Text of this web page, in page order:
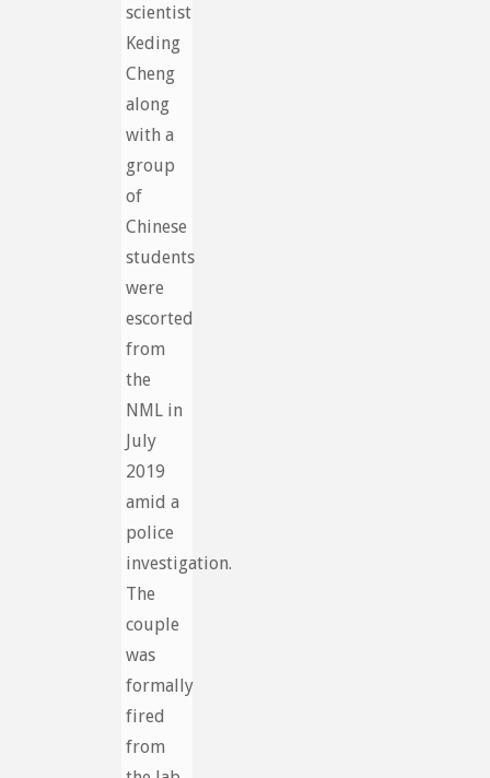
scientist
Keding
Cheng
along
with a
group
of
Chinese
students
were
escorted
from
the
NML in
July
2019
amid a
police
investigation.
The
couple
was
formally
fired
from